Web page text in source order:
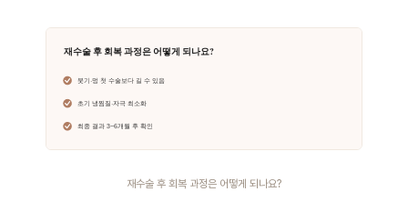
재수술 후 회복 과정은 어떻게 되나요?